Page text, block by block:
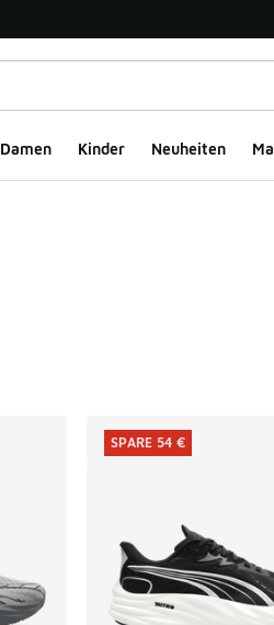
Damen Kinder Neuheiten
SPARE 54 €